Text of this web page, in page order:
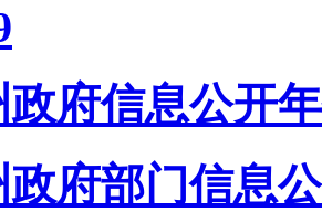
政府信息公开
政府部门信息